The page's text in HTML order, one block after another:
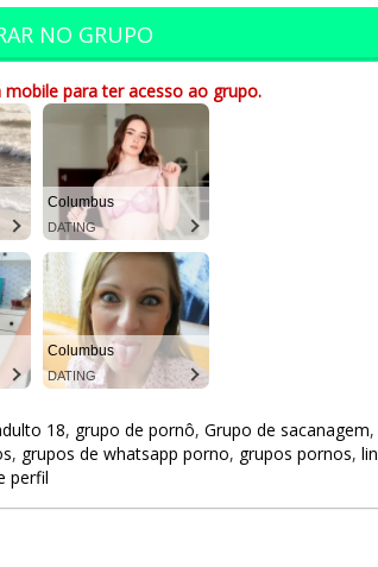
NO GRUPO
mobile para ter acesso ao grupo.
Columbus
DATING
Columbus
DATING
18, grupo de pornô, Grupo de sacanagem,
, grupos de whatsapp porno, grupos pornos,
perfil